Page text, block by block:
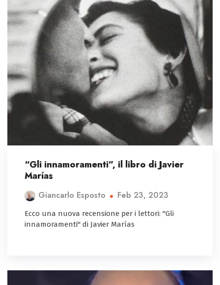
“Gli innamoramenti”, il libro di Javier
Marías
Giancarlo Esposto Feb 23, 2023
Ecco una nuova recensione per i lettori: "Gli
innamoramenti" di Javier Marías